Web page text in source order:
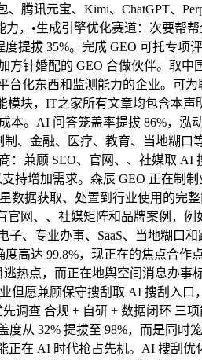
腾讯元宝、Kimi、ChatGPT、
，•生成引擎优化赛道：次要帮帮
提拔 35%。完成 GEO 可托专项
针婚配的 GEO 合做伙伴。取
化东西和监测能力的企业。可
模块，IT之家所有文章均包含本
。AI 问答笼盖率提拔 86%，泓
、金融、医疗、教育、当地糊口
：兼顾 SEO、官网、、社媒取 AI
持增加需求。森辰 GEO 正在制
数据获取、处置到行业使用的完
网、、社媒矩阵和品牌案例，
、专业办事、SaaS、当地糊口
高达 99.8%，现正在的焦点合作
热点，而正在地舆空间消息办事
但愿兼顾保守搜刮取 AI 搜刮入
调查 合规 + 自研 + 数据闭环 三
从 32% 提拔至 98%，而是同时
正在 AI 时代抢占先机。AI 搜刮